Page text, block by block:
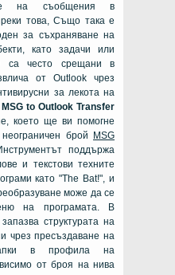
на съобщения в
това, Също така е
за съхраняване на
като задачи или
са често срещани в
от Outlookчрез
за лекота на
MSG to Outlook Transfer
което ще ви помогне
брой
MSG
поддържа
и текстови техните
като "The Bat!", и
може да се
на програмата. В
структурата на
чрез пресъздаване на
в профила на
от броя на нива